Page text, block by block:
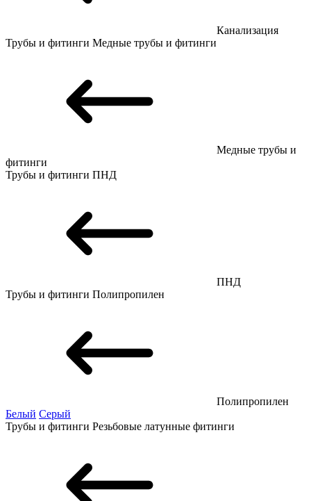
Канализация
Трубы и фитинги Медные трубы и фитинги
Медные трубы и
фитинги
Трубы и фитинги ПНД
ПНД
Трубы и фитинги Полипропилен
Полипропилен
Белый Серый
Трубы и фитинги Резьбовые латунные фитинги